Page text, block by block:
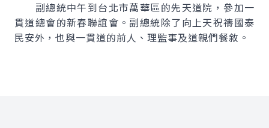
副總統中午到台北市萬華區的先天道院，參加一
貫道總會的新春聯誼會。副總統除了向上天祝禱國泰
民安外，也與一貫道的前人、理監事及道親們餐敘。